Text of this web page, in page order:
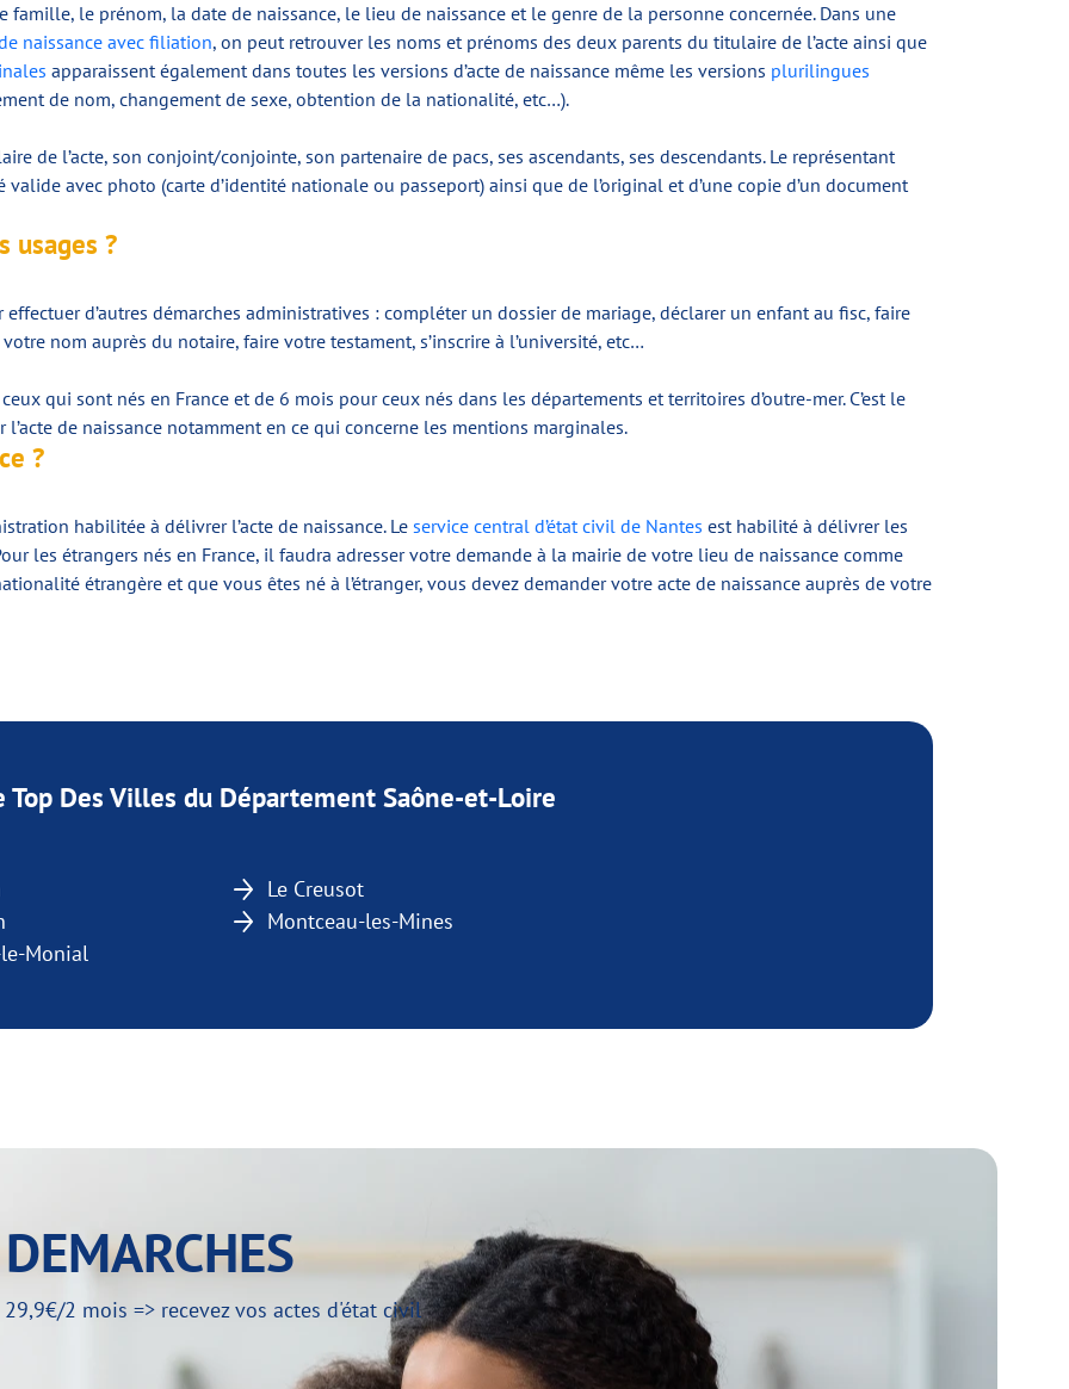
famille, le prénom, la date de naissance, le lieu de naissance et le genre de la personne concernée. Dans une
naissance avec filiation, on peut retrouver les noms et prénoms des deux parents du titulaire de l’acte ainsi que
apparaissent également dans toutes les versions d’acte de naissance même les versions plurilingues
de nom, changement de sexe, obtention de la nationalité, etc…).
de l’acte, son conjoint/conjointe, son partenaire de pacs, ses ascendants, ses descendants. Le représentant
avec photo (carte d’identité nationale ou passeport) ainsi que de l’original et d’une copie d’un document
usages ?
d’autres démarches administratives : compléter un dossier de mariage, déclarer un enfant au fisc, faire
nom auprès du notaire, faire votre testament, s’inscrire à l’université, etc…
qui sont nés en France et de 6 mois pour ceux nés dans les départements et territoires d’outre-mer. C’est le
de naissance notamment en ce qui concerne les mentions marginales.
?
habilitée à délivrer l’acte de naissance. Le service central d’état civil de Nantes est habilité à délivrer les
les étrangers nés en France, il faudra adresser votre demande à la mairie de votre lieu de naissance comme
étrangère et que vous êtes né à l’étranger, vous devez demander votre acte de naissance auprès de votre
Top Des Villes du Département Saône-et-Loire
Le Creusot
Montceau-les-Mines
le-Monial
2 mois => recevez vos actes d'état civil